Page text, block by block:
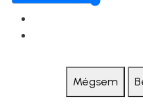
Mégsem